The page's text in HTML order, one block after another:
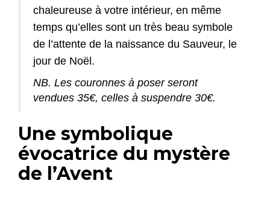
chaleureuse à votre intérieur, en même
temps qu’elles sont un très beau symbole
de l’attente de la naissance du Sauveur, le
jour de Noël.
NB. Les couronnes à poser seront
vendues 35€, celles à suspendre 30€.
Une symbolique
évocatrice du mystère
de l’Avent